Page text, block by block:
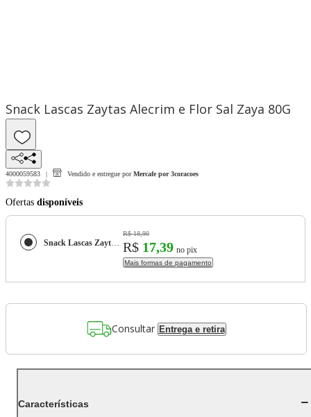
Snack Lascas Zaytas Alecrim e Flor Sal Zaya 80G
4000059583 Vendido e entregue por Mercafe por 3coracoes
Ofertas disponíveis
Snack Lascas Zaytas Alecrim e Flor Sal Zaya 80G
R$ 18,90
R$ 17,39 no pix
Mais formas de pagamento
Consultar Entrega e retira
Características